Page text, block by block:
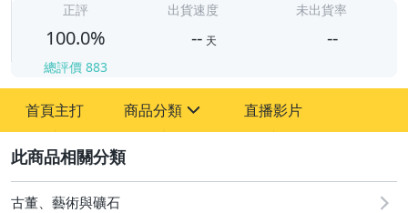
正評
100.0%
總評價 883
出貨速度
-- 天
未出貨率
--
首頁主打 商品分類
古董、藝術與礦石
玩具、模型與公仔
直播影片
古董、藝術與礦石